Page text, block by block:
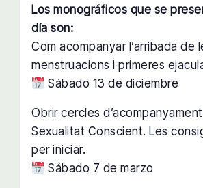
Los monográficos que se
día son:
Com acompanyar l’arribada de
menstruacions i primeres
Sábado 13 de diciembre
Obrir cercles
Sexualitat Conscient. Les
per iniciar.
Sábado 7 de marzo